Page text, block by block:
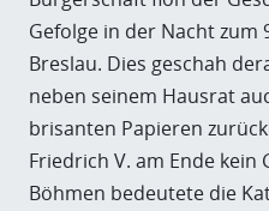
Gefolge in der Nacht zum
Breslau. Dies geschah
neben seinem Hausrat
brisanten Papieren
Friedrich V. am Ende kein
Böhmen bedeutete die